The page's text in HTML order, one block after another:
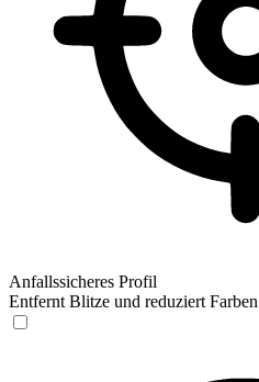
Anfallssicheres Profil
Entfernt Blitze und reduziert Farben